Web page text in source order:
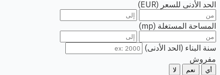
الحد الأدنى للسعر (EUR)
المساحة المستغلة (mp)
سنة البناء (الحد الأدنى)
مفروش
أي نعم لا